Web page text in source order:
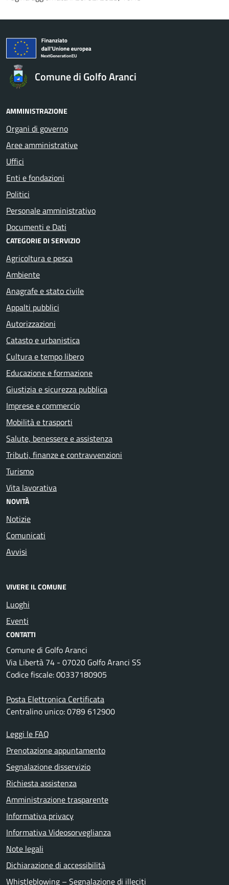
Comune di Golfo Aranci
AMMINISTRAZIONE
Organi di governo
Aree amministrative
Uffici
Enti e fondazioni
Politici
Personale amministrativo
Documenti e Dati
CATEGORIE DI SERVIZIO
Agricoltura e pesca
Ambiente
Anagrafe e stato civile
Appalti pubblici
Autorizzazioni
Catasto e urbanistica
Cultura e tempo libero
Educazione e formazione
Giustizia e sicurezza pubblica
Imprese e commercio
Mobilità e trasporti
Salute, benessere e assistenza
Tributi, finanze e contravvenzioni
Turismo
Vita lavorativa
NOVITÀ
Notizie
Comunicati
Avvisi
VIVERE IL COMUNE
Luoghi
Eventi
CONTATTI
Comune di Golfo Aranci
Via Libertà 74 - 07020 Golfo Aranci SS
Codice fiscale: 00337180905
Posta Elettronica Certificata
Centralino unico: 0789 612900
Leggi le FAQ
Prenotazione appuntamento
Segnalazione disservizio
Richiesta assistenza
Amministrazione trasparente
Informativa privacy
Informativa Videosorveglianza
Note legali
Dichiarazione di accessibilità
Whistleblowing – Segnalazione di illeciti